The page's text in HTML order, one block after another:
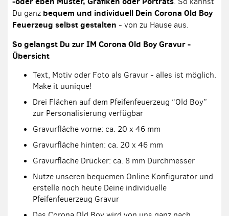
Du ganz bequem und individuell Dein Corona Old Boy
Feuerzeug selbst gestalten - von zu Hause aus.
So gelangst Du zur IM Corona Old Boy Gravur -
Übersicht
Text, Motiv oder Foto als Gravur - alles ist möglich.
Make it uunique!
Drei Flächen auf dem Pfeifenfeuerzeug “Old Boy”
zur Personalisierung verfügbar
Gravurfläche vorne: ca. 20 x 46 mm
Gravurfläche hinten: ca. 20 x 46 mm
Gravurfläche Drücker: ca. 8 mm Durchmesser
Nutze unseren bequemen Online Konfigurator und
erstelle noch heute Deine individuelle
Pfeifenfeuerzeug Gravur